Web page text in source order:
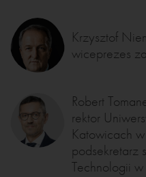
Krzysztof
wiceprezes
Robert
rektor
Katowicach
podsekretarz
Technologii